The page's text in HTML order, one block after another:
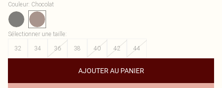
Couleur: Chocolat
Sélectionner une taille:
32
34 36 38 40 42 44
AJOUTER AU PANIER